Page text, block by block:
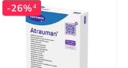
-26%4